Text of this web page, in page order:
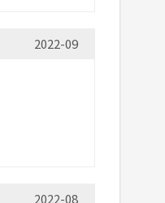
2022-09
2022-08